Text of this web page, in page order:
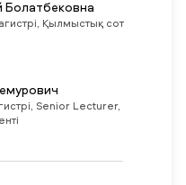
Болатбековна
Қылмыстық сот
Senior Lecturer,